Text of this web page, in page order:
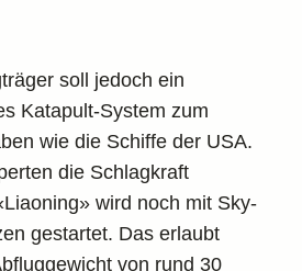
soll jedoch ein
Katapult-System zum
wie die Schiffe der USA.
die Schlagkraft
wird noch mit Sky-
gestartet. Das erlaubt
von rund 30